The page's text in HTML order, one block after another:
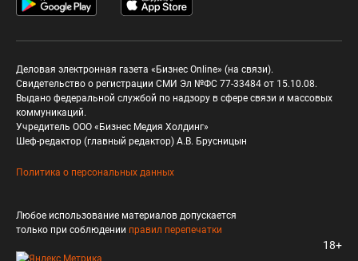
Деловая электронная газета «Бизнес Online» (на связи).
Свидетельство о регистрации СМИ Эл №ФС 77-33484 от 15.10.08.
Выдано федеральной службой по надзору в сфере связи и массовых
коммуникаций.
Учредитель ООО «Бизнес Медия Холдинг»
Шеф-редактор (главный редактор) А.В. Брусницын
Политика о персональных данных
Любое использование материалов допускается
только при соблюдении правил перепечатки
18+